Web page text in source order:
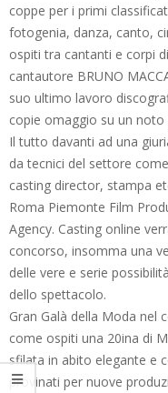
coppe per i primi
fotogenia, danza, canto,
ospiti tra cantanti e corpi
cantautore BRUNO
suo ultimo lavoro
copie omaggio su un
Il tutto davanti ad una
da tecnici del settore
casting director, stampa
Roma Piemonte Film
Agency. Casting online
concorso, insomma una
delle vere e serie
dello spettacolo.
Gran Galà della Moda nel
come ospiti una 20ina di
sfilata in abito elegante e
provinati per nuove